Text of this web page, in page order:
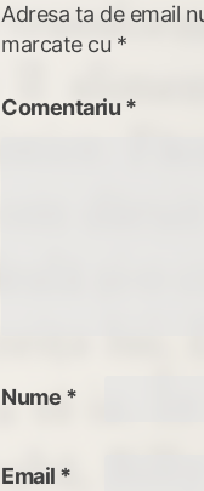
Adresa ta de email
marcate cu *
Comentariu *
Nume *
Email *